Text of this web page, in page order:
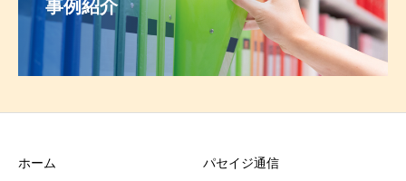
事例紹介
ホーム
パセイジ通信